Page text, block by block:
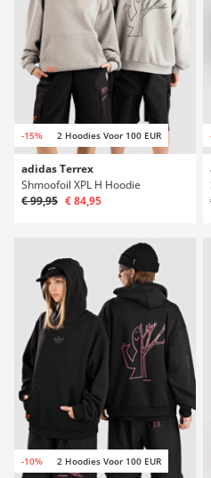
-15% 2 Hoodies Voor 100 EUR
adidas Terrex
Shmoofoil XPL H Hoodie
€ 99,95 € 84,95
-10% 2 Hoodies Voor 100 EUR